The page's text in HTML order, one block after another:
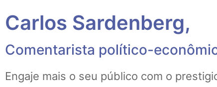
Carlos Sardenberg,
Comentarista político-
Engaje mais o seu público com o